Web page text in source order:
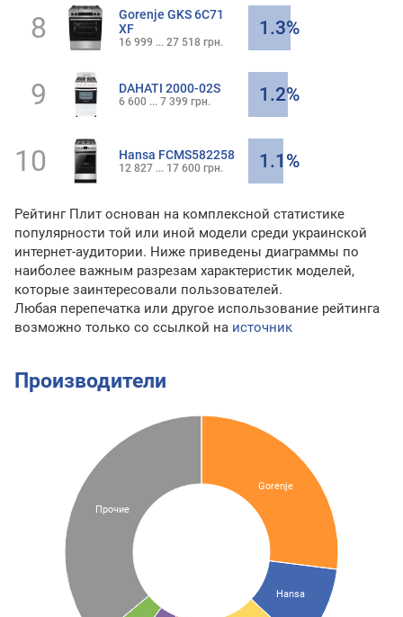
8
Gorenje GKS 6C71
XF
16 999 ... 27 518 грн.
1.3%
9 DAHATI 2000-02S
6 600 ... 7 399 грн. 1.2%
10 Hansa FCMS582258
12 827 ... 17 600 грн. 1.1%
Рейтинг Плит основан на комплексной статистике
популярности той или иной модели среди украинской
интернет-аудитории. Ниже приведены диаграммы по
наиболее важным разрезам характеристик моделей,
которые заинтересовали пользователей.
Любая перепечатка или другое использование рейтинга
возможно только со ссылкой на источник
Производители
Gorenje
Hansa
Прочие